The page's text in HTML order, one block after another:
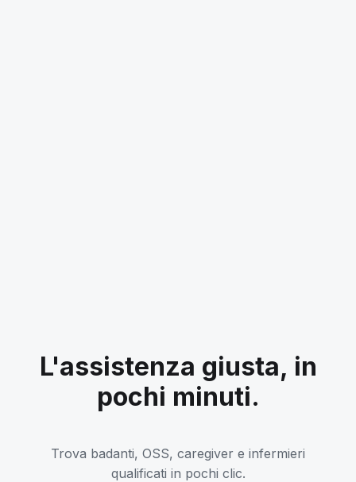
L'assistenza giusta, in
pochi minuti.
Trova badanti, OSS, caregiver e infermieri
qualificati in pochi clic.